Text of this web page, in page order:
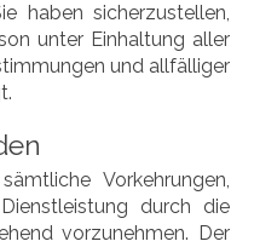
haben sicherzustellen,
unter Einhaltung aller
und allfälliger
Vorkehrungen,
durch die
vorzunehmen. Der